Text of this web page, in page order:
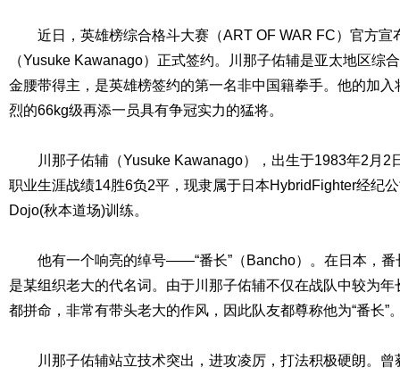
近日，英雄榜综合格斗大赛（ART OF WAR FC）官方宣
（Yusuke Kawanago）正式签约。川那子佑辅是亚太地区综
金腰带得主，是英雄榜签约的第一名非中国籍拳手。他的加
烈的66kg级再添一员具有争冠实力的猛将。
川那子佑辅（Yusuke Kawanago），出生于1983年2月2
职业生涯战绩14胜6负2平，现隶属于日本HybridFighter经纪
Dojo(秋本道场)训练。
他有一个响亮的绰号——“番长”（Bancho）。在日本，番长
是某组织老大的代名词。由于川那子佑辅不仅在战队中较为
都拼命，非常有带头老大的作风，因此队友都尊称他为“番长”
川那子佑辅站立技术突出，进攻凌厉，打法积极硬朗。曾